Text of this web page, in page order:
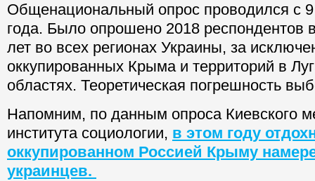
Общенациональный опрос проводился с
года. Было опрошено 2018 респондентов
лет во всех регионах Украины, за
оккупированных Крыма и территорий в
областях. Теоретическая погрешность
Напомним, по данным опроса Киевского
института социологии, в этом году
оккупированном Россией Крыму
украинцев.